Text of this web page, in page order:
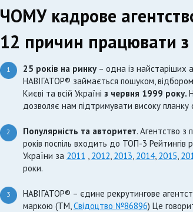
ЧОМУ кадрове
12 причин працювати
1 25 років на ринку– одна із найстаріших
НАВІГАТОР® займається пошуком,
Києві та всій Україні з червня 1999 року.
дозволяє нам підтримувати високу планку
2 Популярність та авторитет. Агентство з
років поспіль входить до ТОП-3 Рейтингів
України за 2011 , 2012, 2013, 2014, 2015,
роки.
3
НАВІГАТОР® – єдине рекрутингове
маркою (ТМ,Свідоцтво №86896) Це